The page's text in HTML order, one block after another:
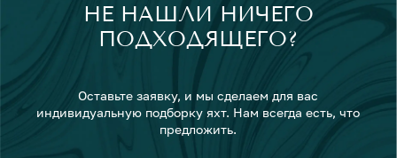
НЕ НАШЛИ НИЧЕГО
ПОДХОДЯЩЕГО?
Оставьте заявку, и мы сделаем для вас
индивидуальную подборку яхт. Нам всегда есть, что
предложить.